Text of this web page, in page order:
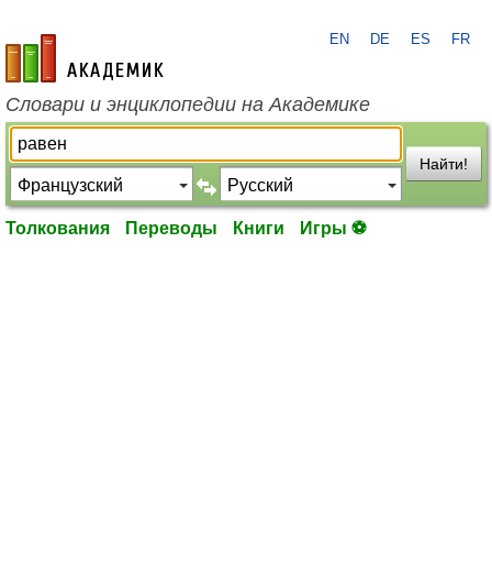
academic.ru
EN DE ES FR
Словари и энциклопедии на Академике
Найти!
Толкования Переводы Книги Игры ⚽